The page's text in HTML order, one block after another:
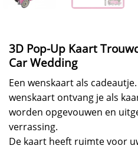
3D Pop-Up Kaart
Car Wedding
Een wenskaart als
wenskaart ontvang je als
worden opgevouwen en
verrassing.
De kaart heeft ruimte voor